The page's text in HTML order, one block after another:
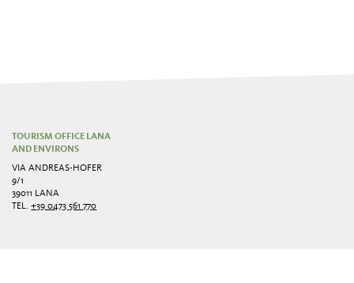
TOURISM OFFICE LANA
AND ENVIRONS
VIA ANDREAS-HOFER
9/1
39011 LANA
TEL.+39 0473 561 770